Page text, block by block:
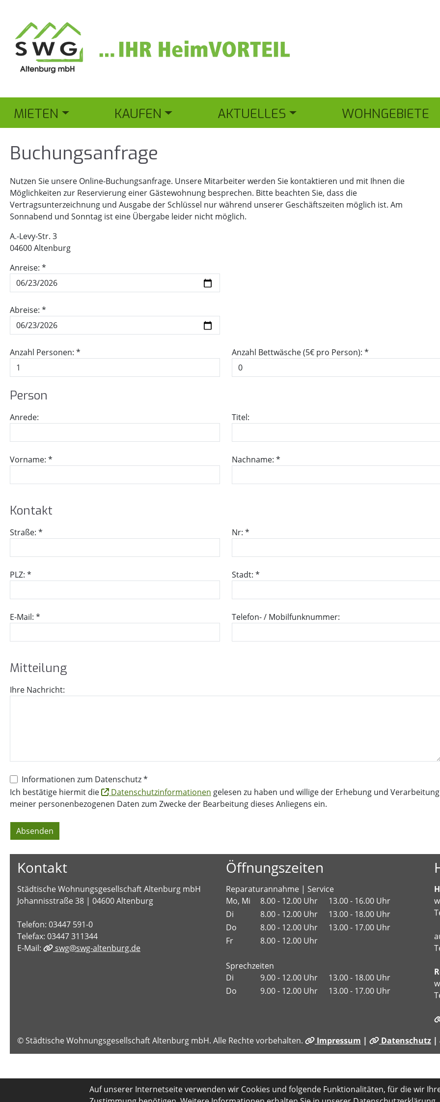
MIETEN KAUFEN AKTUELLES WOHNGEBIETE
Bu­chungs­an­fra­ge
Nutzen Sie unsere Online-Buchungsanfrage. Unsere Mitarbeiter werden Sie kontaktieren und mit Ihnen die
Möglichkeiten zur Reservierung einer Gästewohnung besprechen. Bitte beachten Sie, dass die
Vertragsunterzeichnung und Ausgabe der Schlüssel nur während unserer Geschäftszeiten möglich ist. Am
Sonnabend und Sonntag ist eine Übergabe leider nicht möglich.
A.-Levy-Str. 3
04600 Altenburg
Anreise: *
Abreise: *
Anzahl Personen: * Anzahl Bettwäsche (5€ pro Person): *
Per­son
Anrede: Titel:
Vorname: * Nachname: *
Kon­takt
Straße: * Nr: *
PLZ: * Stadt: *
E-Mail: * Telefon- / Mobilfunknummer:
Mit­tei­lung
Ihre Nachricht:
Informationen zum Datenschutz *
Ich bestätige hiermit die
Datenschutzinformationen gelesen zu haben und willige der Erhebung und Verarbeitung
meiner personenbezogenen Daten zum Zwecke der Bearbeitung dieses Anliegens ein.
Absenden
Kontakt
Städtische Wohnungsgesellschaft Altenburg mbH
Johannisstraße 38 | 04600 Altenburg
Telefon: 03447 591-0
Telefax: 03447 311344
E-Mail:
swg@swg-altenburg.de
Öffnungszeiten
Reparaturannahme | Service
Mo, Mi
8.00 - 12.00 Uhr
13.00 - 16.00 Uhr
Di
8.00 - 12.00 Uhr
13.00 - 18.00 Uhr
Do
8.00 - 12.00 Uhr
13.00 - 17.00 Uhr
Fr
8.00 - 12.00 Uhr
Sprechzeiten
Di
9.00 - 12.00 Uhr
13.00 - 18.00 Uhr
Do
9.00 - 12.00 Uhr 13.00 - 17.00 Uhr
© Städtische Wohnungsgesellschaft Altenburg mbH. Alle Rechte vorbehalten.
Impressum | Datenschutz |
Auf unserer Internetseite verwenden wir Cookies und folgende Funktionalitäten, für die wir